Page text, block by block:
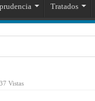
Tratados
Vistas